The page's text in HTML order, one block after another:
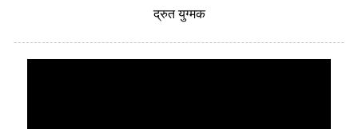
द्रुत युग्मक